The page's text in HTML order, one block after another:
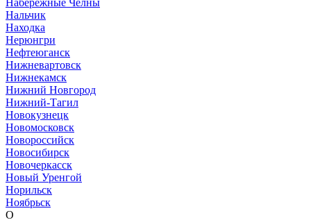
Набережные Челны
Нальчик
Находка
Нерюнгри
Нефтеюганск
Нижневартовск
Нижнекамск
Нижний Новгород
Нижний-Тагил
Новокузнецк
Новомосковск
Новороссийск
Новосибирск
Новочеркасск
Новый Уренгой
Норильск
Ноябрьск
О